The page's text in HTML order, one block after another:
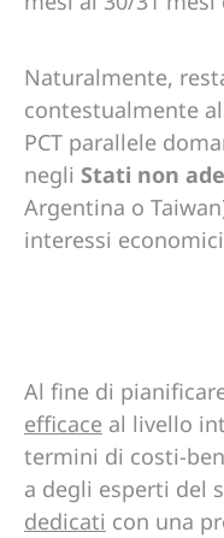
Naturalmente,
contestualmente
PCT parallele
negli Stati non
Argentina o
interessi
Al fine di
efficace al livello
termini di costi-
a degli esperti del
dedicati con una